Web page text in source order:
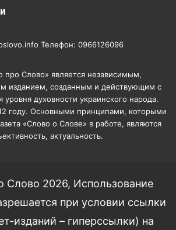
Телефон: 0966126096
про Слово» является независимым,
изданием, созданным и действующим с
духовности украинского народа.
году. Основными принципами, которыми
«Слово о Слове» в работе, являются
актуальность.
Слово 2026, Использование
при условии ссылки
изданий – гиперссылки) на